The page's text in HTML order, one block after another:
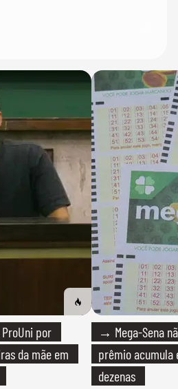
por
da mãe em
→ Mega-Sena
prêmio acumula
dezenas